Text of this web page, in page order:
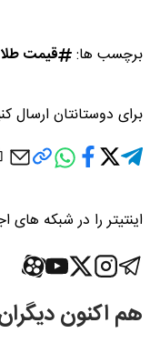
برچسب ها: قیمت طلا
برای دوستانتان ارسال
اینتیتر را در شبکه های
هم اکنون